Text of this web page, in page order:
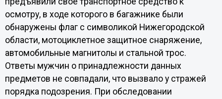
осмотру, в ходе которого в багажнике были
обнаружены флаг с символикой Нижегородской
области, мотоциклетное защитное снаряжение,
автомобильные магнитолы и стальной трос.
Ответы мужчин о принадлежности данных
предметов не совпадали, что вызвало у стражей
порядка подозрения. При обследовании